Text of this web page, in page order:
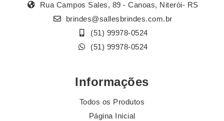
Rua Campos Sales, 89 - Canoas, Niterói- RS
brindes@sallesbrindes.com.br
(51) 99978-0524
(51) 99978-0524
Informações
Todos os Produtos
Página Inicial